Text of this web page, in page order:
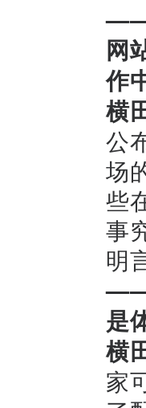
——
网
作
横
公
场
些
事
明
——
是
横
家